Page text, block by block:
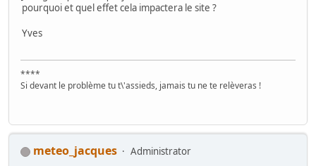
pourquoi et quel effet cela impactera le site ?
Yves
****
Si devant le problème tu t\'assieds, jamais tu ne te relèveras !
meteo_jacques
Administrator